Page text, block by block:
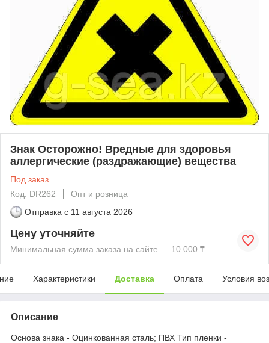
Знак Осторожно! Вредные для здоровья
аллергические (раздражающие) вещества
Под заказ
Код: DR262
Опт и розница
Отправка с 11 августа 2026
Цену уточняйте
Минимальная сумма заказа на сайте — 10 000 ₸
Характеристики Доставка Оплата Условия
Описание
Основа знака - Оцинкованная сталь; ПВХ Тип пленки -